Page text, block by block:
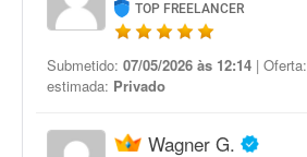
TOP FREELANCER
Submetido: 07/05/2026 às 12:14 | Oferta:
estimada: Privado
Wagner G.